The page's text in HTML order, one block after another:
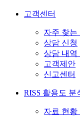
고객센터
자주 찾는
상담 신청
상담 내역
고객제안
신고센터
RISS 활용도 분
자료 현황